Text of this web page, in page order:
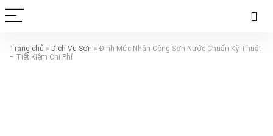
Trang chủ » Dịch Vụ Sơn » Định Mức Nhân Công Sơn Nước Chuẩn Kỹ Thuật
– Tiết Kiệm Chi Phí